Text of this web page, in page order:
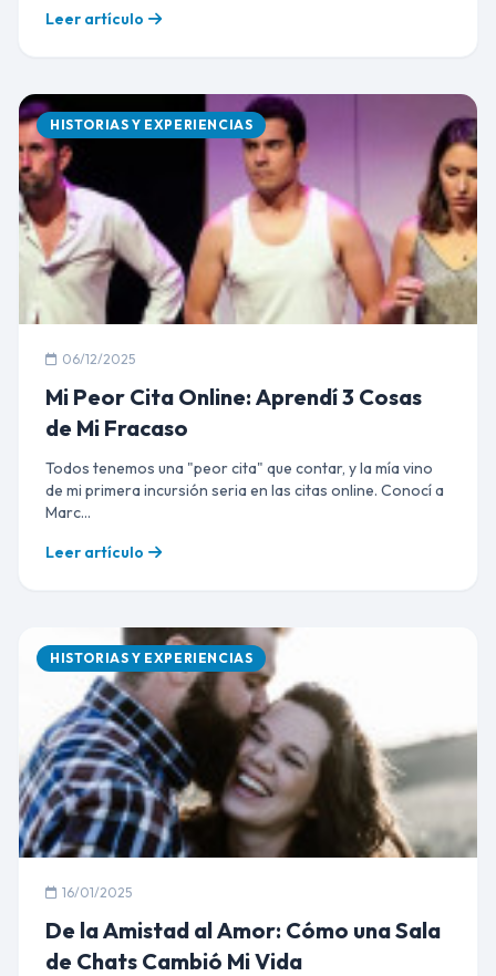
Leer artículo
HISTORIAS Y EXPERIENCIAS
06/12/2025
Mi Peor Cita Online: Aprendí 3 Cosas
de Mi Fracaso
Todos tenemos una "peor cita" que contar, y la mía vino
de mi primera incursión seria en las citas online. Conocí a
Marc...
Leer artículo
HISTORIAS Y EXPERIENCIAS
16/01/2025
De la Amistad al Amor: Cómo una Sala
de Chats Cambió Mi Vida